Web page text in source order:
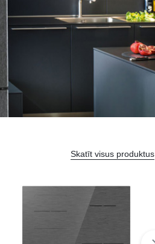
Skatīt visus produktus